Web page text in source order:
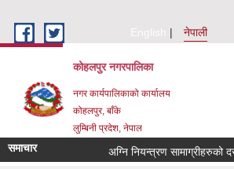
English
नेपाली
कोहलपुर नगरपालिका
नगर कार्यपालिकाको कार्यालय
कोहलपुर, बाँके
लुम्बिनी प्रदेश, नेपाल
समाचार